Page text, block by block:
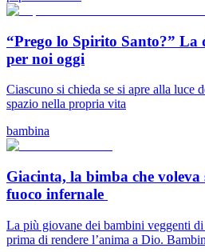
“Prego lo Spirito Santo?” La
per noi oggi
Ciascuno si chieda se si apre alla luce
spazio nella propria vita
bambina
Giacinta, la bimba che voleva
fuoco infernale
La più giovane dei bambini veggenti
prima di rendere l’anima a Dio.